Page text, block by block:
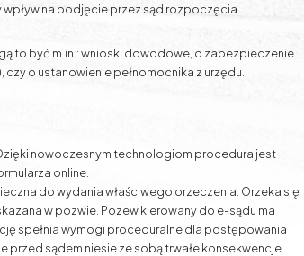
na podjęcie przez sąd rozpoczęcia
to być m.in.: wnioski dowodowe, o zabezpieczenie
o ustanowienie pełnomocnika z urzędu.
nowoczesnym technologiom procedura jest
online.
do wydania właściwego orzeczenia. Orzeka się
w pozwie. Pozew kierowany do e-sądu ma
spełnia wymogi proceduralne dla postępowania
sądem niesie ze sobą trwałe konsekwencje